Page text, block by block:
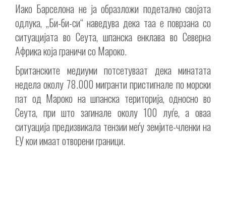
Иако Барселона не ја образложи подетално својата
одлука, „Би-би-си“ наведува дека таа е поврзана со
ситуацијата во Сеута, шпанска енклава во Северна
Африка која граничи со Мароко.
Британските медиуми потсетуваат дека минатата
недела околу 78.000 мигранти пристигнале по морски
пат од Мароко на шпанска територија, односно во
Сеута, при што загинале околу 100 луѓе, а оваа
ситуација предизвикала тензии меѓу земјите-членки на
ЕУ кои имаат отворени граници.